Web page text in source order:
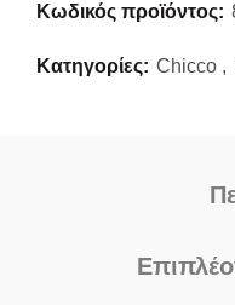
Κωδικός προϊόντος:
Κατηγορίες: Chicco ,